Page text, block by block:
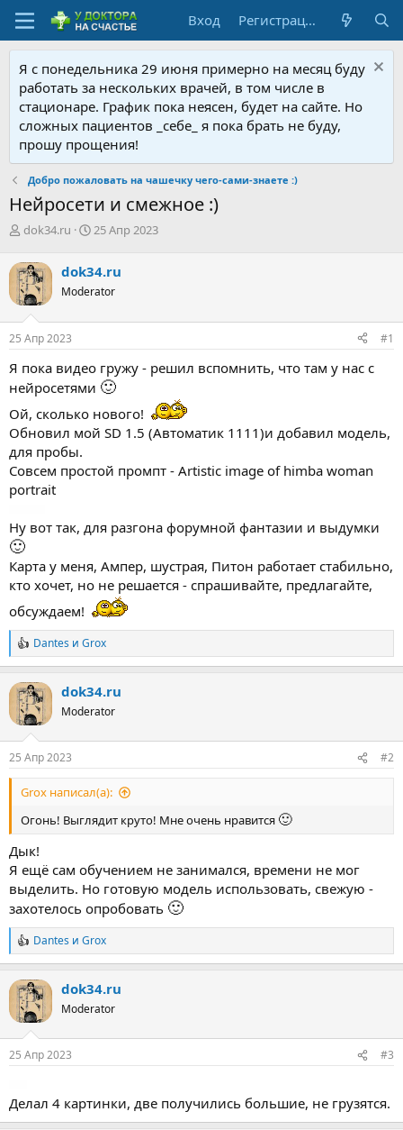
Вход Регистрация
Я с понедельника 29 июня примерно на месяц буду
работать за нескольких врачей, в том числе в
стационаре. График пока неясен, будет на сайте. Но
сложных пациентов _себе_ я пока брать не буду,
прошу прощения!
Добро пожаловать на чашечку чего-сами-знаете :)
Нейросети и смежное :)
А
т
о
р
т
е
м
dok34.ru
Д
а
н
ч
а
25 Апр 2023
dok34.ru
Moderator
25 Апр 2023 #1
Я пока видео гружу - решил вспомнить, что там у нас с
нейросетями 🙂
Ой, сколько нового!
Обновил мой SD 1.5 (Автоматик 1111)и добавил модель,
для пробы.
Совсем простой промпт - Artistic image of himba woman
portrait
Ну вот так, для разгона форумной фантазии и выдумки
🙂
Карта у меня, Ампер, шустрая, Питон работает стабильно,
кто хочет, но не решается - спрашивайте, предлагайте,
обсуждаем!
Р
е
к
ц
и
Dantes и Grox
dok34.ru
Moderator
25 Апр 2023 #2
Grox написал(а):
Огонь! Выглядит круто! Мне очень нравится 🙂
Дык!
Я ещё сам обучением не занимался, времени не мог
выделить. Но готовую модель использовать, свежую -
захотелось опробовать 🙂
Р
е
к
ц
и
Dantes и Grox
dok34.ru
Moderator
25 Апр 2023 #3
Делал 4 картинки, две получились большие, не грузятся.